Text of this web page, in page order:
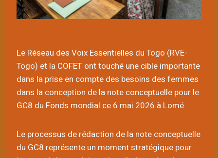
Le Réseau des Voix Essentielles du Togo (RVE-
Togo) et la COFET ont touché une cible importante
dans la prise en compte des besoins des femmes
dans la conception de la note conceptuelle pour le
GC8 du Fonds mondial ce 6 mai 2026 à Lomé.
Le processus de rédaction de la note conceptuelle
du GC8 représente un moment stratégique pour